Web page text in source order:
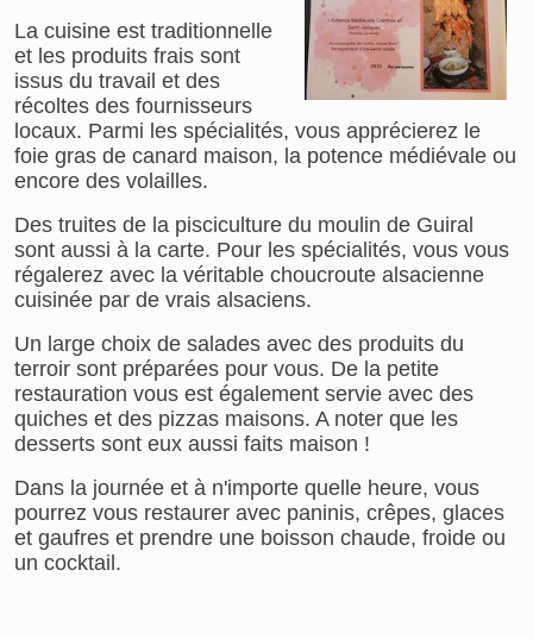
La cuisine est traditionnelle
et les produits frais sont
issus du travail et des
récoltes des fournisseurs
locaux. Parmi les spécialités, vous apprécierez le
foie gras de canard maison, la potence médiévale ou
encore des volailles.
Des truites de la pisciculture du moulin de Guiral
sont aussi à la carte. Pour les spécialités, vous vous
régalerez avec la véritable choucroute alsacienne
cuisinée par de vrais alsaciens.
Un large choix de salades avec des produits du
terroir sont préparées pour vous. De la petite
restauration vous est également servie avec des
quiches et des pizzas maisons. A noter que les
desserts sont eux aussi faits maison !
Dans la journée et à n'importe quelle heure, vous
pourrez vous restaurer avec paninis, crêpes, glaces
et gaufres et prendre une boisson chaude, froide ou
un cocktail.